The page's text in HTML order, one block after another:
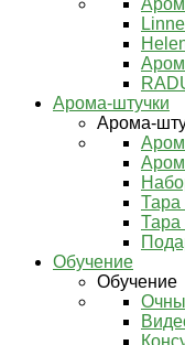
Арома-штучки
Арома-
Тара
Тара
Обучение
Обучение